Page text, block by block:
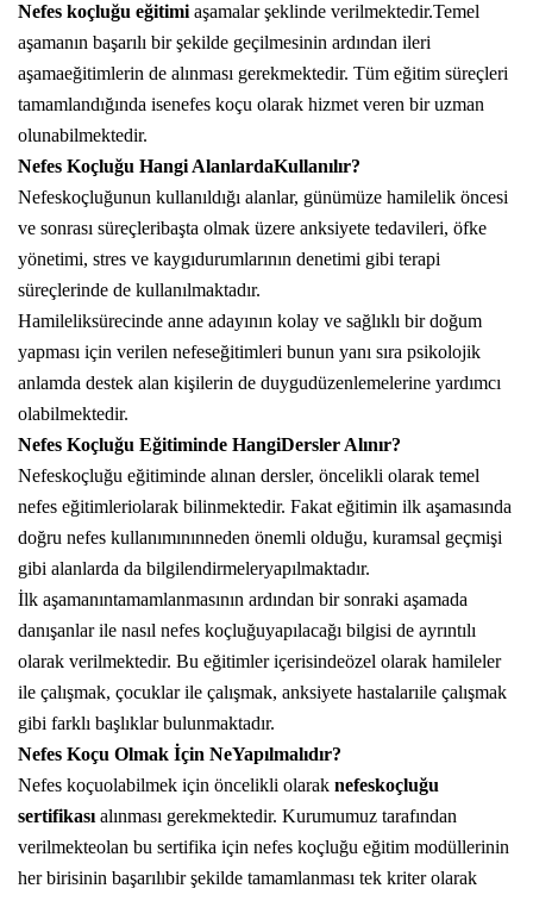
Nefes koçluğu eğitimi aşamalar şeklinde verilmektedir.Temel
aşamanın başarılı bir şekilde geçilmesinin ardından ileri
aşamaeğitimlerin de alınması gerekmektedir. Tüm eğitim süreçleri
tamamlandığında isenefes koçu olarak hizmet veren bir uzman
olunabilmektedir.
Nefes Koçluğu Hangi AlanlardaKullanılır?
Nefeskoçluğunun kullanıldığı alanlar, günümüze hamilelik öncesi
ve sonrası süreçleribaşta olmak üzere anksiyete tedavileri, öfke
yönetimi, stres ve kaygıdurumlarının denetimi gibi terapi
süreçlerinde de kullanılmaktadır.
Hamileliksürecinde anne adayının kolay ve sağlıklı bir doğum
yapması için verilen nefeseğitimleri bunun yanı sıra psikolojik
anlamda destek alan kişilerin de duygudüzenlemelerine yardımcı
olabilmektedir.
Nefes Koçluğu Eğitiminde HangiDersler Alınır?
Nefeskoçluğu eğitiminde alınan dersler, öncelikli olarak temel
nefes eğitimleriolarak bilinmektedir. Fakat eğitimin ilk aşamasında
doğru nefes kullanımınınneden önemli olduğu, kuramsal geçmişi
gibi alanlarda da bilgilendirmeleryapılmaktadır.
İlk aşamanıntamamlanmasının ardından bir sonraki aşamada
danışanlar ile nasıl nefes koçluğuyapılacağı bilgisi de ayrıntılı
olarak verilmektedir. Bu eğitimler içerisindeözel olarak hamileler
ile çalışmak, çocuklar ile çalışmak, anksiyete hastalarıile çalışmak
gibi farklı başlıklar bulunmaktadır.
Nefes Koçu Olmak İçin NeYapılmalıdır?
Nefes koçuolabilmek için öncelikli olarak nefeskoçluğu
sertifikası alınması gerekmektedir. Kurumumuz tarafından
verilmekteolan bu sertifika için nefes koçluğu eğitim modüllerinin
her birisinin başarılıbir şekilde tamamlanması tek kriter olarak